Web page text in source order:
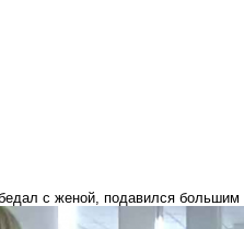
с женой, подавился